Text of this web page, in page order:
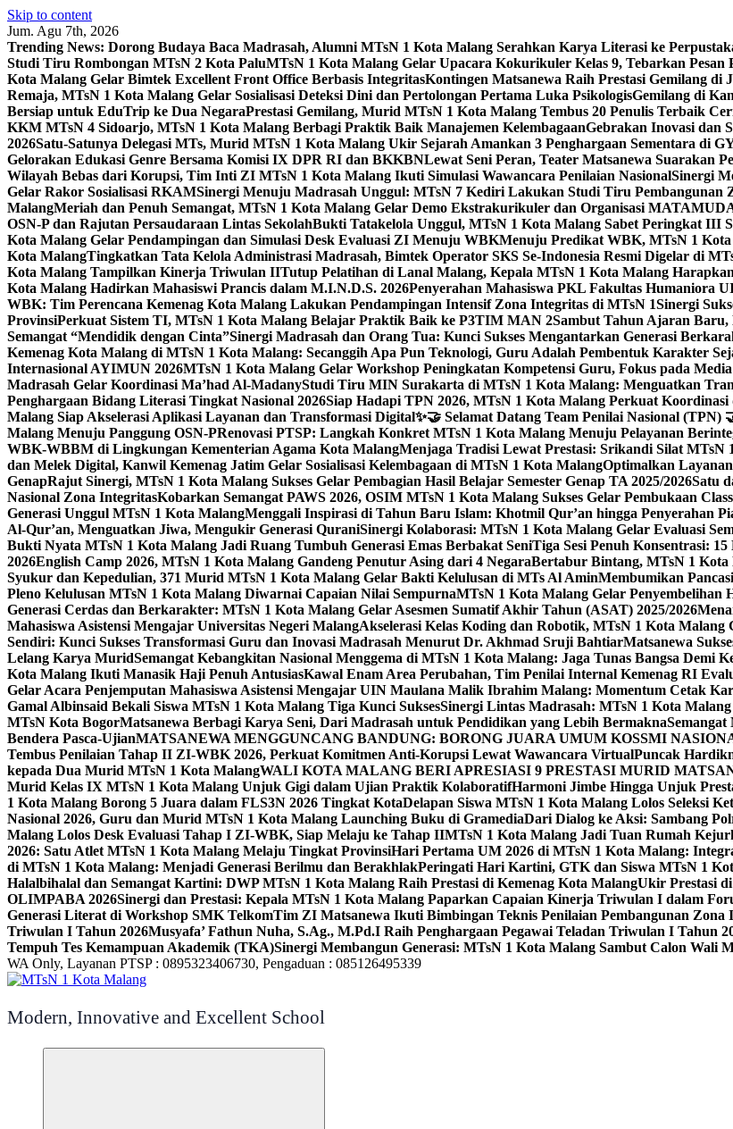
Skip to content
Jum. Agu 7th, 2026
Trending News: Dorong Budaya Baca Madrasah, Alumni MTsN 1 Kota Malang Serahkan Karya Literasi ke
Studi Tiru Rombongan MTsN 2 Kota PaluMTsN 1 Kota Malang Gelar Upacara Kokurikuler Kelas 9, Tebarkan Pesan
Kota Malang Gelar Bimtek Excellent Front Office Berbasis IntegritasKontingen Matsanewa Raih Prestasi Gemilang di
Remaja, MTsN 1 Kota Malang Gelar Sosialisasi Deteksi Dini dan Pertolongan Pertama Luka PsikologisGemilang di
Bersiap untuk EduTrip ke Dua NegaraPrestasi Gemilang, Murid MTsN 1 Kota Malang Tembus 20 Penulis Terbaik
KKM MTsN 4 Sidoarjo, MTsN 1 Kota Malang Berbagi Praktik Baik Manajemen KelembagaanGebrakan Inovasi dan
2026Satu-Satunya Delegasi MTs, Murid MTsN 1 Kota Malang Ukir Sejarah Amankan 3 Penghargaan Sementara di
Gelorakan Edukasi Genre Bersama Komisi IX DPR RI dan BKKBNLewat Seni Peran, Teater Matsanewa Suarakan
Wilayah Bebas dari Korupsi, Tim Inti ZI MTsN 1 Kota Malang Ikuti Simulasi Wawancara Penilaian NasionalSinergi
Gelar Rakor Sosialisasi RKAMSinergi Menuju Madrasah Unggul: MTsN 7 Kediri Lakukan Studi Tiru Pembangunan
MalangMeriah dan Penuh Semangat, MTsN 1 Kota Malang Gelar Demo Ekstrakurikuler dan Organisasi
OSN-P dan Rajutan Persaudaraan Lintas SekolahBukti Tatakelola Unggul, MTsN 1 Kota Malang Sabet Peringkat III
Kota Malang Gelar Pendampingan dan Simulasi Desk Evaluasi ZI Menuju WBKMenuju Predikat WBK, MTsN 1
Kota MalangTingkatkan Tata Kelola Administrasi Madrasah, Bimtek Operator SKS Se-Indonesia Resmi Digelar di
Kota Malang Tampilkan Kinerja Triwulan IITutup Pelatihan di Lanal Malang, Kepala MTsN 1 Kota Malang
Kota Malang Hadirkan Mahasiswi Prancis dalam M.I.N.D.S. 2026Penyerahan Mahasiswa PKL Fakultas Humaniora
WBK: Tim Perencana Kemenag Kota Malang Lakukan Pendampingan Intensif Zona Integritas di MTsN 1Sinergi
ProvinsiPerkuat Sistem TI, MTsN 1 Kota Malang Belajar Praktik Baik ke P3TIM MAN 2Sambut Tahun Ajaran Baru,
Semangat “Mendidik dengan Cinta”Sinergi Madrasah dan Orang Tua: Kunci Sukses Mengantarkan Generasi
Kemenag Kota Malang di MTsN 1 Kota Malang: Secanggih Apa Pun Teknologi, Guru Adalah Pembentuk Karakter
Internasional AYIMUN 2026MTsN 1 Kota Malang Gelar Workshop Peningkatan Kompetensi Guru, Fokus pada
Madrasah Gelar Koordinasi Ma’had Al-MadanyStudi Tiru MIN Surakarta di MTsN 1 Kota Malang: Menguatkan
Penghargaan Bidang Literasi Tingkat Nasional 2026Siap Hadapi TPN 2026, MTsN 1 Kota Malang Perkuat
Malang Siap Akselerasi Aplikasi Layanan dan Transformasi Digital✨🤝 Selamat Datang Team Penilai Nasional (TPN)
Malang Menuju Panggung OSN-PRenovasi PTSP: Langkah Konkret MTsN 1 Kota Malang Menuju Pelayanan
WBK-WBBM di Lingkungan Kementerian Agama Kota MalangMenjaga Tradisi Lewat Prestasi: Srikandi Silat MTsN
dan Melek Digital, Kanwil Kemenag Jatim Gelar Sosialisasi Kelembagaan di MTsN 1 Kota MalangOptimalkan
GenapRajut Sinergi, MTsN 1 Kota Malang Sukses Gelar Pembagian Hasil Belajar Semester Genap TA 2025/2026Satu
Nasional Zona IntegritasKobarkan Semangat PAWS 2026, OSIM MTsN 1 Kota Malang Sukses Gelar Pembukaan
Generasi Unggul MTsN 1 Kota MalangMenggali Inspirasi di Tahun Baru Islam: Khotmil Qur’an hingga Penyerahan
Al-Qur’an, Menguatkan Jiwa, Mengukir Generasi QuraniSinergi Kolaborasi: MTsN 1 Kota Malang Gelar Evaluasi
Bukti Nyata MTsN 1 Kota Malang Jadi Ruang Tumbuh Generasi Emas Berbakat SeniTiga Sesi Penuh Konsentrasi:
2026English Camp 2026, MTsN 1 Kota Malang Gandeng Penutur Asing dari 4 NegaraBertabur Bintang, MTsN 1 Kota
Syukur dan Kepedulian, 371 Murid MTsN 1 Kota Malang Gelar Bakti Kelulusan di MTs Al AminMembumikan
Pleno Kelulusan MTsN 1 Kota Malang Diwarnai Capaian Nilai SempurnaMTsN 1 Kota Malang Gelar
Generasi Cerdas dan Berkarakter: MTsN 1 Kota Malang Gelar Asesmen Sumatif Akhir Tahun (ASAT) 2025/2026
Mahasiswa Asistensi Mengajar Universitas Negeri MalangAkselerasi Kelas Koding dan Robotik, MTsN 1 Kota
Sendiri: Kunci Sukses Transformasi Guru dan Inovasi Madrasah Menurut Dr. Akhmad Sruji BahtiarMatsanewa
Lelang Karya MuridSemangat Kebangkitan Nasional Menggema di MTsN 1 Kota Malang: Jaga Tunas Bangsa Demi
Kota Malang Ikuti Manasik Haji Penuh AntusiasKawal Enam Area Perubahan, Tim Penilai Internal Kemenag RI
Gelar Acara Penjemputan Mahasiswa Asistensi Mengajar UIN Maulana Malik Ibrahim Malang: Momentum Cetak
Gamal Albinsaid Bekali Siswa MTsN 1 Kota Malang Tiga Kunci SuksesSinergi Lintas Madrasah: MTsN 1 Kota
MTsN Kota BogorMatsanewa Berbagi Karya Seni, Dari Madrasah untuk Pendidikan yang Lebih Bermakna
Bendera Pasca-UjianMATSANEWA MENGGUNCANG BANDUNG: BORONG JUARA UMUM KOSSMI
Tembus Penilaian Tahap II ZI-WBK 2026, Perkuat Komitmen Anti-Korupsi Lewat Wawancara VirtualPuncak
kepada Dua Murid MTsN 1 Kota MalangWALI KOTA MALANG BERI APRESIASI 9 PRESTASI MURID
Murid Kelas IX MTsN 1 Kota Malang Unjuk Gigi dalam Ujian Praktik KolaboratifHarmoni Jimbe Hingga Unjuk
1 Kota Malang Borong 5 Juara dalam FLS3N 2026 Tingkat KotaDelapan Siswa MTsN 1 Kota Malang Lolos Seleksi
Nasional 2026, Guru dan Murid MTsN 1 Kota Malang Launching Buku di GramediaDari Dialog ke Aksi: Sambang
Malang Lolos Desk Evaluasi Tahap I ZI-WBK, Siap Melaju ke Tahap IIMTsN 1 Kota Malang Jadi Tuan Rumah
2026: Satu Atlet MTsN 1 Kota Malang Melaju Tingkat ProvinsiHari Pertama UM 2026 di MTsN 1 Kota Malang:
di MTsN 1 Kota Malang: Menjadi Generasi Berilmu dan BerakhlakPeringati Hari Kartini, GTK dan Siswa MTsN 1
Halalbihalal dan Semangat Kartini: DWP MTsN 1 Kota Malang Raih Prestasi di Kemenag Kota MalangUkir Prestasi
OLIMPABA 2026Sinergi dan Prestasi: Kepala MTsN 1 Kota Malang Paparkan Capaian Kinerja Triwulan I dalam
Generasi Literat di Workshop SMK TelkomTim ZI Matsanewa Ikuti Bimbingan Teknis Penilaian Pembangunan Zona
Triwulan I Tahun 2026Musyafa’ Fathun Nuha, S.Ag., M.Pd.I Raih Penghargaan Pegawai Teladan Triwulan I Tahun
Tempuh Tes Kemampuan Akademik (TKA)Sinergi Membangun Generasi: MTsN 1 Kota Malang Sambut Calon Wali
WA Only, Layanan PTSP : 0895323406730, Pengaduan : 085126495339
Modern, Innovative and Excellent School